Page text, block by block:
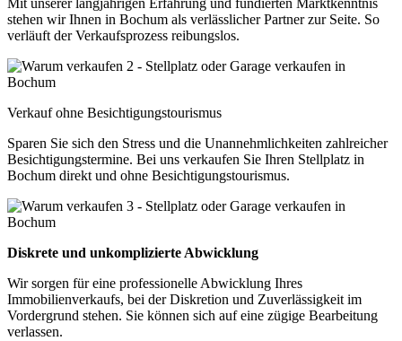
Mit unserer langjährigen Erfahrung und fundierten Marktkenntnis
stehen wir Ihnen in Bochum als verlässlicher Partner zur Seite. So
verläuft der Verkaufsprozess reibungslos.
Verkauf ohne Besichtigungstourismus
Sparen Sie sich den Stress und die Unannehmlichkeiten zahlreicher
Besichtigungstermine. Bei uns verkaufen Sie Ihren Stellplatz in
Bochum direkt und ohne Besichtigungstourismus.
Diskrete und unkomplizierte Abwicklung
Wir sorgen für eine professionelle Abwicklung Ihres
Immobilienverkaufs, bei der Diskretion und Zuverlässigkeit im
Vordergrund stehen. Sie können sich auf eine zügige Bearbeitung
verlassen.